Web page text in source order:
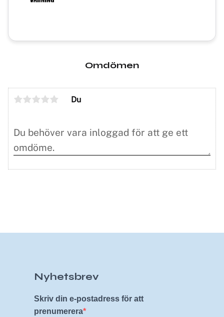
Omdömen
Du
Nyhetsbrev
Skriv din e-postadress för att
prenumerera